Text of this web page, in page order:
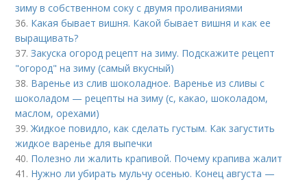
зиму в собственном соку с двумя проливаниями
36. Какая бывает вишня. Какой бывает вишня и как ее
выращивать?
37.Закуска огород рецепт на зиму. Подскажите рецепт
"огород" на зиму (самый вкусный)
38. Варенье из слив шоколадное. Варенье из сливы с
шоколадом — рецепты на зиму (с, какао, шоколадом,
маслом, орехами)
39.Жидкое повидло, как сделать густым. Как загустить
жидкое варенье для выпечки
40. Полезно ли жалить крапивой. Почему крапива жалит
41. Нужно ли убирать мульчу осенью. Конец августа —